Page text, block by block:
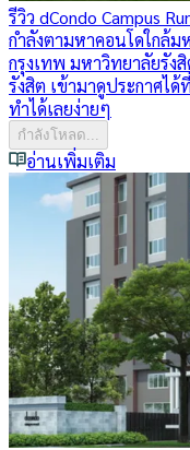
รีวิว dCondo Campus
กำลังตามหาคอนโดใกล้
กรุงเทพ มหาวิทยาลัยรัง
รังสิต เข้ามาดูประกาศไ
ทำได้เลยง่ายๆ
กำลังโหลด...
อ่านเพิ่มเติม